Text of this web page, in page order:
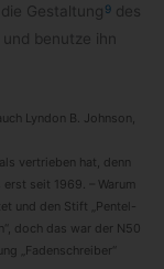
Gestal­tung 9 des
benutze ihn
Lyn­don B. John­son,
ver­trie­ben hat, denn
seit 1969. – Warum
und den Stift „Pentel-​
doch das war der N50
„Faden­schrei­ber“